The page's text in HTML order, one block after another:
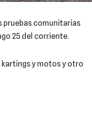
pruebas comunitarias
25 del corriente.
kartings y motos y otro